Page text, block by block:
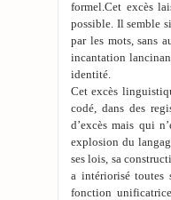
formel.Cet excès
possible. Il semble
par les mots, sans
incantation
identité.
Cet excès
codé, dans des
d’excès mais qui
explosion du
ses lois, sa
a intériorisé toutes
fonction